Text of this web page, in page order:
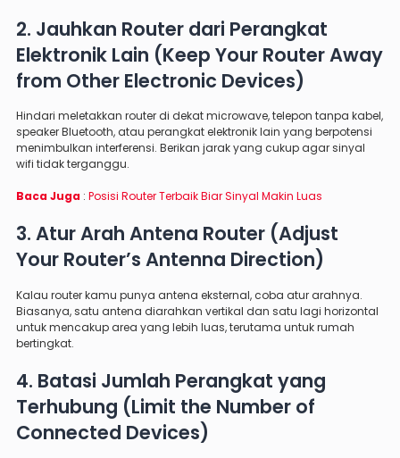
2. Jauhkan Router dari Perangkat
Elektronik Lain (Keep Your Router Away
from Other Electronic Devices)
Hindari meletakkan router di dekat microwave, telepon tanpa kabel,
speaker Bluetooth, atau perangkat elektronik lain yang berpotensi
menimbulkan interferensi. Berikan jarak yang cukup agar sinyal
wifi tidak terganggu.
Baca Juga : Posisi Router Terbaik Biar Sinyal Makin Luas
3. Atur Arah Antena Router (Adjust
Your Router’s Antenna Direction)
Kalau router kamu punya antena eksternal, coba atur arahnya.
Biasanya, satu antena diarahkan vertikal dan satu lagi horizontal
untuk mencakup area yang lebih luas, terutama untuk rumah
bertingkat.
4. Batasi Jumlah Perangkat yang
Terhubung (Limit the Number of
Connected Devices)